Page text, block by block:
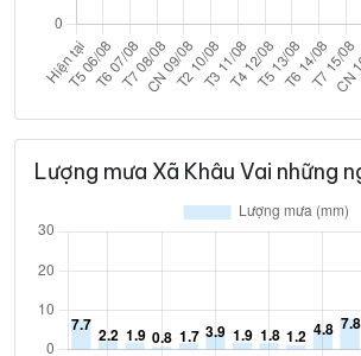
Lượng mưa Xã Khâu Vai những